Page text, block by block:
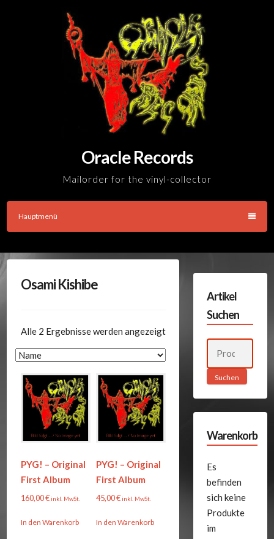
Oracle Records
Mailorder for the vinyl-collector
Hauptmenü
Osami Kishibe
Alle 2 Ergebnisse werden angezeigt
PYG! – Original
First Album
160,00€inkl. MwSt.
In den Warenkorb
PYG! – Original
First Album
45,00€inkl. MwSt.
In den Warenkorb
Artikel
Suchen
Suchen
Warenkorb
Es
befinden
sich keine
Produkte
im